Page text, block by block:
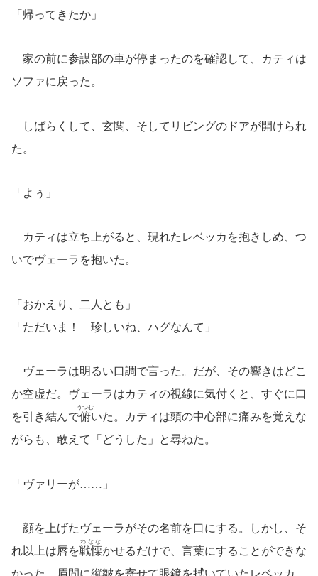
「帰ってきたか」
家の前に参謀部の車が停まったのを確認して、カティは
ソファに戻った。
しばらくして、玄関、そしてリビングのドアが開けられ
た。
「よぅ」
カティは立ち上がると、現れたレベッカを抱きしめ、つ
いでヴェーラを抱いた。
「おかえり、二人とも」
「ただいま！ 珍しいね、ハグなんて」
ヴェーラは明るい口調で言った。だが、その響きはどこ
か空虚だ。ヴェーラはカティの視線に気付くと、すぐに口
を引き結んで俯
うつむ
いた。カティは頭の中心部に痛みを覚えな
がらも、敢えて「どうした」と尋ねた。
「ヴァリーが……」
顔を上げたヴェーラがその名前を口にする。しかし、そ
れ以上は唇を戦慄
わなな
かせるだけで、言葉にすることができな
かった。眉間に縦皺を寄せて眼鏡を拭いていたレベッカ